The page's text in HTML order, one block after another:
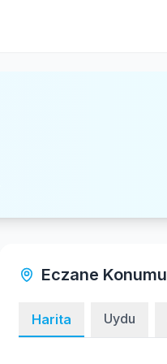
Eczane Konumu
Harita Uydu